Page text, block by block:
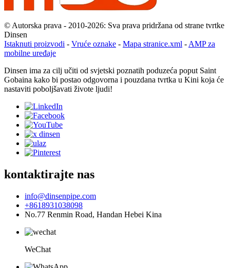
© Autorska prava - 2010-2026: Sva prava pridržana od strane tvrtke
Dinsen
Istaknuti proizvodi - Vruće oznake - Mapa stranice.xml - AMP za
mobilne uređaje
Dinsen ima za cilj učiti od svjetski poznatih poduzeća poput Saint
Gobaina kako bi postao odgovorna i pouzdana tvrtka u Kini koja će
nastaviti poboljšavati živote ljudi!
kontaktirajte nas
info@dinsenpipe.com
+8618931038098
No.77 Renmin Road, Handan Hebei Kina
WeChat